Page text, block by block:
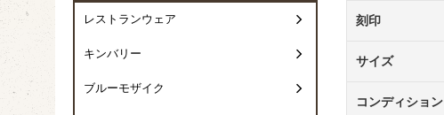
刻印
サイズ
コンディション
レストランウェア
キンバリー
ブルーモザイク